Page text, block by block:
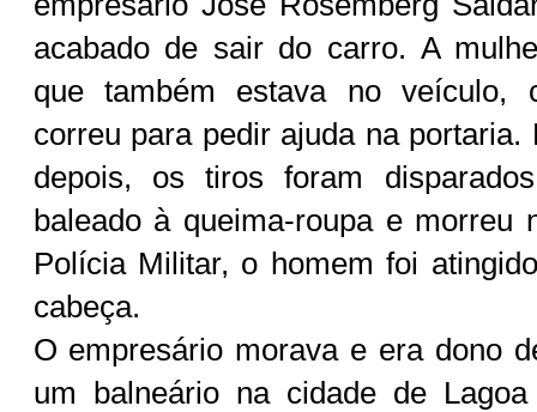
acabado de sair do carro. A
que também estava no veículo,
correu para pedir ajuda na portaria.
depois, os tiros foram
baleado à queima-roupa e morreu
Polícia Militar, o homem foi
cabeça.
O empresário morava e era dono
um balneário na cidade de